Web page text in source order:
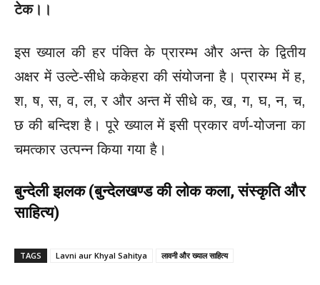
टेक।।
इस ख्याल की हर पंक्ति के प्रारम्भ और अन्त के द्वितीय
अक्षर में उल्टे-सीधे ककेहरा की संयोजना है। प्रारम्भ में ह,
श, ष, स, व, ल, र और अन्त में सीधे क, ख, ग, घ, न, च,
छ की बन्दिश है। पूरे ख्याल में इसी प्रकार वर्ण-योजना का
चमत्कार उत्पन्न किया गया है।
बुन्देली झलक (बुन्देलखण्ड की लोक कला, संस्कृति और
साहित्य)
TAGS Lavni aur Khyal Sahitya लावनी और ख्याल साहित्य